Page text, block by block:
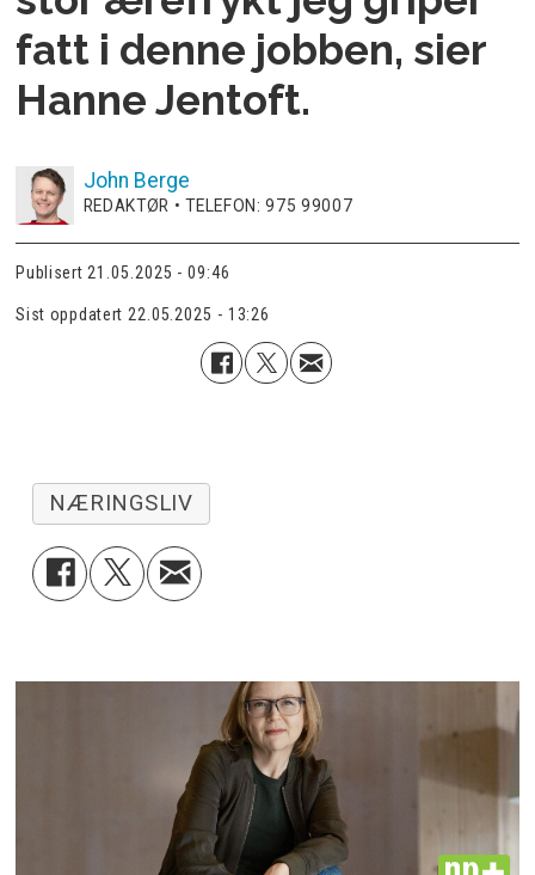
fatt i denne jobben, sier
Hanne Jentoft.
John Berge
REDAKTØR • TELEFON: 975 99007
Publisert 21.05.2025 - 09:46
Sist oppdatert 22.05.2025 - 13:26
NÆRINGSLIV